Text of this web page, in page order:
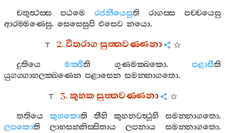
චතුත්‍ථස‍්ස පඨමෙ රජනීයෙසූති රාගස‍්ස
පච‍්චයෙසු
ආරම‍්මණෙසු. සෙසෙසුපි එසෙව නයො.
2.වීතරාගසුත‍්තවණ‍්ණනා
දුතියෙ මක‍්ඛීති ගුණමක‍්ඛකො.පළාසීති
යුගග‍්ගාහලක‍්ඛණෙන පළාසෙන සමන‍්නාගතො.
3.කුහකසුත‍්තවණ‍්ණනා
තතියෙ කුහකොති තීහි කුහනවත්‍ථූහි සමන‍්නාගතො.
ලපකොති ලාභසන‍්නිස‍්සිතාය ලපනාය සමන‍්නාගතො.